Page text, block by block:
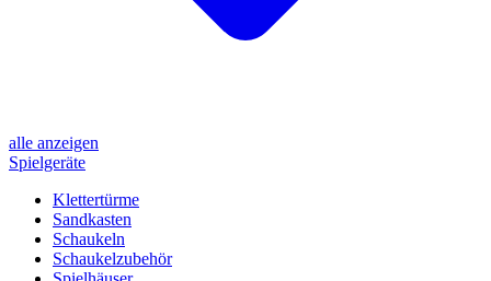
alle anzeigen
Spielgeräte
Klettertürme
Sandkasten
Schaukeln
Schaukelzubehör